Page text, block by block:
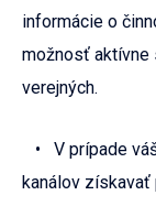
informácie o
možnosť aktívne
verejných.
• V prípade
kanálov získavať